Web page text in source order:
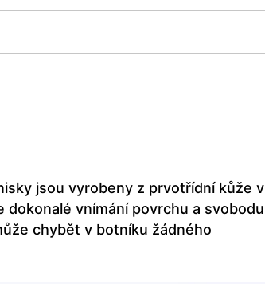
jsou vyrobeny z prvotřídní kůže v
vnímání povrchu a svobodu
chybět v botníku žádného